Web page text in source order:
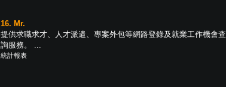
16. Mr.
提供求職求才、人才派遣、專案外包等網路登錄及就業工作機會查
詢服務。 ...
統計報表